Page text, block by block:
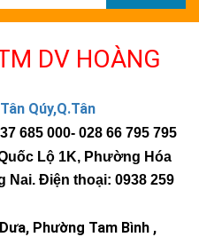
DV HOÀNG
Qúy,Q.Tân
685 000- 028 66 795 795
Lộ 1K, Phường Hóa
Nai. Điện thoại: 0938 259
Phường Tam Bình ,